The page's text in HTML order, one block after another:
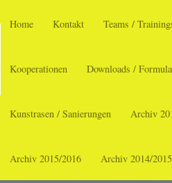
Home Kontakt Teams /
Kooperationen Downloads /
Kunstrasen / Sanierungen Archiv
Archiv 2015/2016 Archiv 2014/2015